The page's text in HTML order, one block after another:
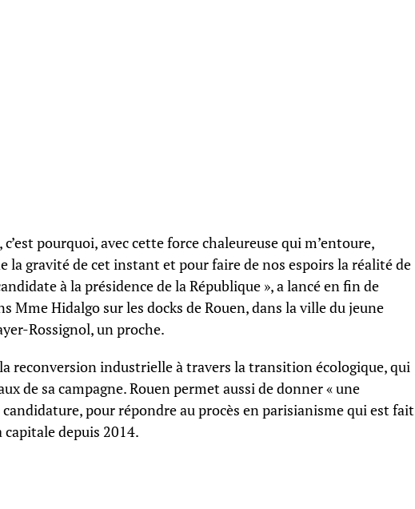
pourquoi, avec cette force chaleureuse qui m’entoure,
la gravité de cet instant et pour faire de nos espoirs la réalité de
à la présidence de la République », a lancé en fin de
Mme Hidalgo sur les docks de Rouen, dans la ville du jeune
Rossignol, un proche.
reconversion industrielle à travers la transition écologique, qui
de sa campagne. Rouen permet aussi de donner « une
pour répondre au procès en parisianisme qui est fait
capitale depuis 2014.